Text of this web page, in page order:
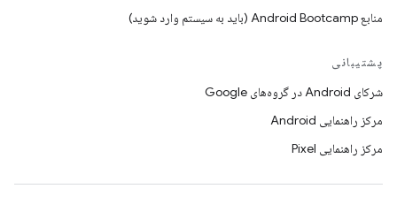
منابع Android Bootcamp (باید به سیستم وارد شوید)
پشتیبانی
شرکای Android در گروه‌های Google
مرکز راهنمایی Android
مرکز راهنمایی Pixel